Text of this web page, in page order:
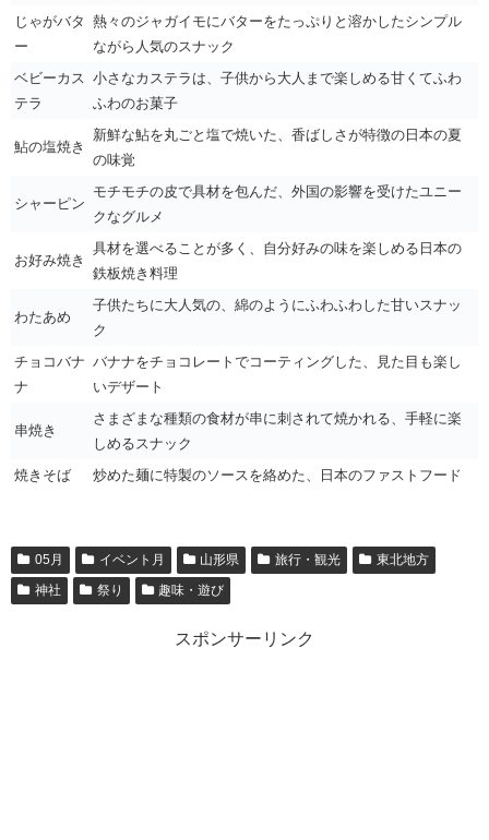
じゃがバタ
ー
熱々のジャガイモにバターをたっぷりと溶かしたシンプル
ながら人気のスナック
ベビーカス
テラ
小さなカステラは、子供から大人まで楽しめる甘くてふわ
ふわのお菓子
鮎の塩焼き
新鮮な鮎を丸ごと塩で焼いた、香ばしさが特徴の日本の夏
の味覚
シャーピン
モチモチの皮で具材を包んだ、外国の影響を受けたユニー
クなグルメ
お好み焼き
具材を選べることが多く、自分好みの味を楽しめる日本の
鉄板焼き料理
わたあめ
子供たちに大人気の、綿のようにふわふわした甘いスナッ
ク
チョコバナ
ナ
バナナをチョコレートでコーティングした、見た目も楽し
いデザート
串焼き
さまざまな種類の食材が串に刺されて焼かれる、手軽に楽
しめるスナック
焼きそば
炒めた麺に特製のソースを絡めた、日本のファストフード
05月 イベント月 山形県 旅行・観光
東北地方
神社
祭り 趣味・遊び
スポンサーリンク